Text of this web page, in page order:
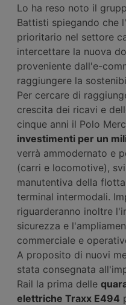
Lo ha reso noto il
Battisti spiegando che
prioritario nel settore
intercettare la nuova
proveniente dall'e-
raggiungere la
Per cercare di
crescita dei ricavi e
cinque anni il Polo
investimenti per un
verrà ammodernato e
(carri e locomotive),
manutentiva della
terminal intermodali.
riguarderanno inoltre
sicurezza e
commerciale e
A proposito di nuovi
stata consegnata
Rail la prima delle
elettriche Traxx E494